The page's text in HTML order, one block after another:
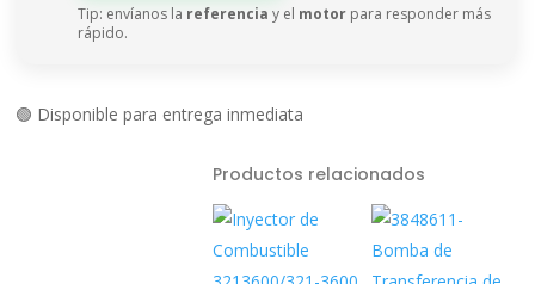
Tip: envíanos la referencia y el motor para responder más
rápido.
🟢 Disponible para entrega inmediata
Productos relacionados